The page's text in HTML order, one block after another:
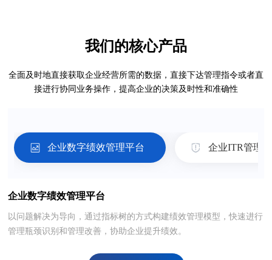
我们的核心产品
全面及时地直接获取企业经营所需的数据，直接下达管理指令或者直
接进行协同业务操作，提高企业的决策及时性和准确性
企业数字绩效管理平台 企业ITR管理
企业数字绩效管理平台
以问题解决为导向，通过指标树的方式构建绩效管理模型，快速进行
管理瓶颈识别和管理改善，协助企业提升绩效。